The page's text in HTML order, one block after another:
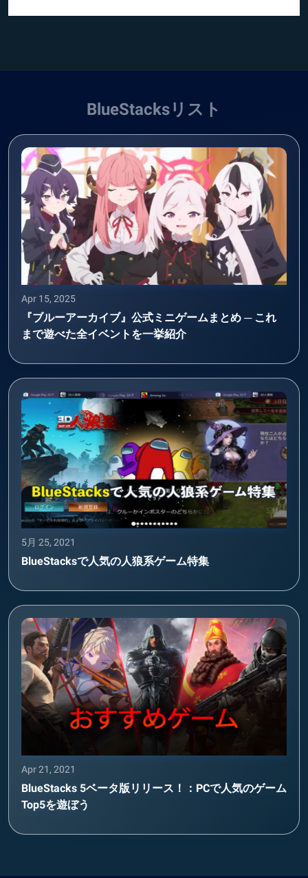
BlueStacksリスト
Apr 15, 2025
『ブルーアーカイブ』公式ミニゲームまとめ ─ これ
まで遊べた全イベントを一挙紹介
5月 25, 2021
BlueStacksで人気の人狼系ゲーム特集
Apr 21, 2021
BlueStacks 5ベータ版リリース！：PCで人気のゲーム
Top5を遊ぼう